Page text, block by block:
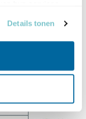
Details tonen